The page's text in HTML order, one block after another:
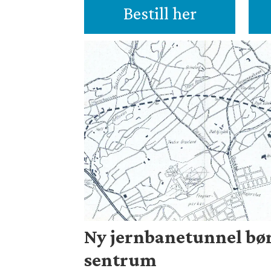
Bestill her
Ny jernbanetunnel
sentrum